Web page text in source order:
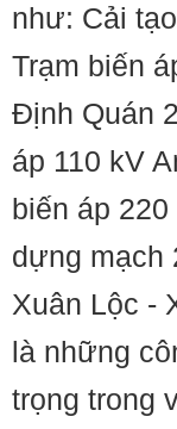
như: Cải
Trạm biến
Định Quán
áp 110 kV
biến áp
dựng mạch
Xuân Lộc -
là những
trọng trong